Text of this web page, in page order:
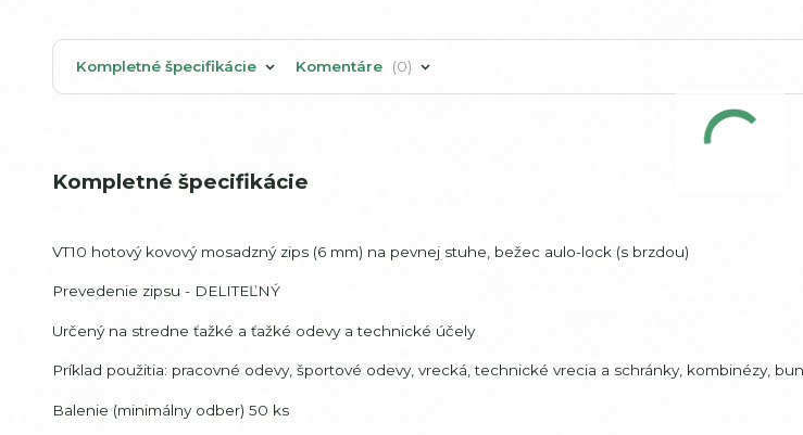
Kompletné špecifikácie Komentáre 0
Kompletné špecifikácie
VT10 hotový kovový mosadzný zips (6 mm) na pevnej stuhe, bežec aulo-lock (s brzdou)
Prevedenie zipsu - DELITEĽNÝ
Určený na stredne ťažké a ťažké odevy a technické účely
Príklad použitia: pracovné odevy, športové odevy, vrecká, technické vrecia a schránky, kombinézy,
Balenie (minimálny odber) 50 ks